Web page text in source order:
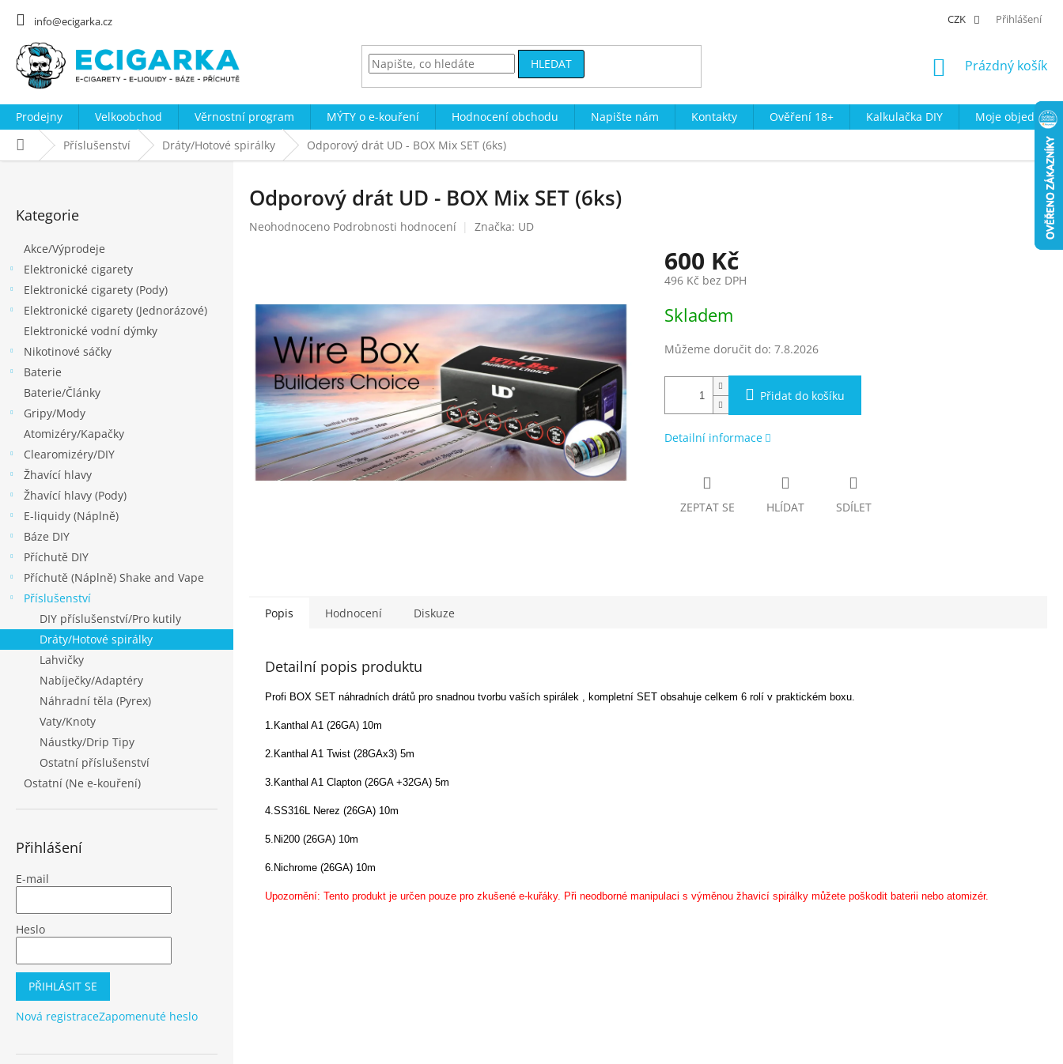
info@ecigarka.cz CZK Přihlášení
HLEDAT
NÁKUPNÍ
Prázdný košík
Prodejny Velkoobchod Věrnostní program MÝTY o e-kouření Hodnocení obchodu Napište nám Kontakty Ověření 18+ Kalkulačka DIY
Moje
Domů Příslušenství Dráty/Hotové spirálky Odporový drát UD - BOX Mix SET (6ks)
kategorie
Kategorie
Akce/Výprodeje
Elektronické cigarety
Elektronické cigarety (Pody)
Elektronické cigarety (Jednorázové)
Elektronické vodní dýmky
Nikotinové sáčky
Baterie
Baterie/Články
Gripy/Mody
Atomizéry/Kapačky
Clearomizéry/DIY
Žhavící hlavy
Žhavící hlavy (Pody)
E-liquidy (Náplně)
Báze DIY
Příchutě DIY
Příchutě (Náplně) Shake and Vape
Příslušenství
DIY příslušenství/Pro kutily
Dráty/Hotové spirálky
Lahvičky
Nabíječky/Adaptéry
Náhradní těla (Pyrex)
Vaty/Knoty
Náustky/Drip Tipy
Ostatní příslušenství
Ostatní (Ne e-kouření)
Přihlášení
E-mail
Heslo
PŘIHLÁSIT SE
Nová registraceZapomenuté heslo
Odporový drát UD - BOX Mix SET (6ks)
Průměrné
hvězdiček.
Neohodnoceno Podrobnosti hodnocení Značka: UD
600 Kč
496 Kč bez DPH
cena:
Skladem
Můžeme doručit do: 7.8.2026
Přidat do košíku
Detailní informace
ZEPTAT SE HLÍDAT SDÍLET
Popis Hodnocení Diskuze
Detailní popis produktu
Profi BOX SET náhradních drátů pro snadnou tvorbu vaších spirálek , kompletní SET obsahuje celkem 6 rolí v praktickém boxu.
1.Kanthal A1 (26GA) 10m
2.Kanthal A1 Twist (28GAx3) 5m
3.Kanthal A1 Clapton (26GA +32GA) 5m
4.SS316L Nerez (26GA) 10m
5.Ni200 (26GA) 10m
6.Nichrome (26GA) 10m
Upozornění: Tento produkt je určen pouze pro zkušené e-kuřáky. Při neodborné manipulaci s výměnou žhavicí spirálky můžete poškodit baterii nebo atomizér.